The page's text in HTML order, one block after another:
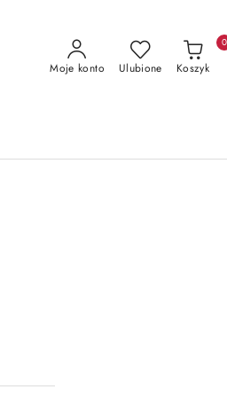
Moje konto Ulubione Koszyk
0